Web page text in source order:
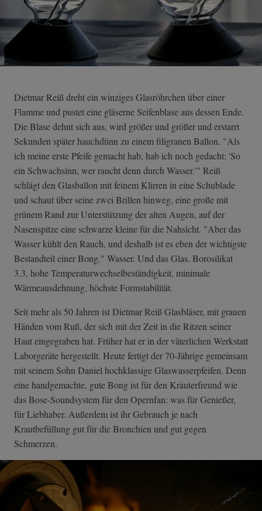
Dietmar Reiß dreht ein winziges Glasröhrchen über einer
Flamme und pustet eine gläserne Seifenblase aus dessen Ende.
Die Blase dehnt sich aus, wird größer und größer und erstarrt
Sekunden später hauchdünn zu einem filigranen Ballon. "Als
ich meine erste Pfeife gemacht hab, hab ich noch gedacht: 'So
ein Schwachsinn, wer raucht denn durch Wasser.'" Reiß
schlägt den Glasballon mit feinem Klirren in eine Schublade
und schaut über seine zwei Brillen hinweg, eine große mit
grünem Rand zur Unterstützung der alten Augen, auf der
Nasenspitze eine schwarze kleine für die Nahsicht. "Aber das
Wasser kühlt den Rauch, und deshalb ist es eben der wichtigste
Bestandteil einer Bong." Wasser. Und das Glas. Borosilikat
3.3, hohe Temperaturwechs­elbeständigkeit­, minimale
Wärmeausdehnung, höchste Formstabilität.
Seit mehr als 50 Jahren ist Dietmar Reiß Glasbläser, mit grauen
Händen vom Ruß, der sich mit der Zeit in die Ritzen seiner
Haut eingegraben hat. Früher hat er in der väterlichen Werkstatt
Laborgeräte hergestellt. Heute fertigt der 70-Jährige gemeinsam
mit seinem Sohn Daniel hochklassige Glaswasserpfeifen. Denn
eine handgemachte, gute Bong ist für den Kräuterfreund wie
das Bose-Soundsystem für den Opernfan: was für Genießer,
für Liebhaber. Außerdem ist ihr Gebrauch je nach
Krautbefüllung gut für die Bronchien und gut gegen
Schmerzen.